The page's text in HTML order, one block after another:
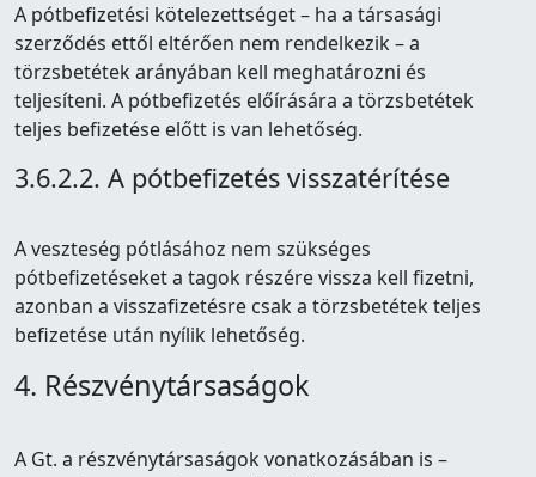
A pótbefizetési kötelezettséget – ha a társasági
szerződés ettől eltérően nem rendelkezik – a
törzsbetétek arányában kell meghatározni és
teljesíteni. A pótbefizetés előírására a törzsbetétek
teljes befizetése előtt is van lehetőség.
3.6.2.2. A pótbefizetés visszatérítése
A veszteség pótlásához nem szükséges
pótbefizetéseket a tagok részére vissza kell fizetni,
azonban a visszafizetésre csak a törzsbetétek teljes
befizetése után nyílik lehetőség.
4. Részvénytársaságok
A Gt. a részvénytársaságok vonatkozásában is –